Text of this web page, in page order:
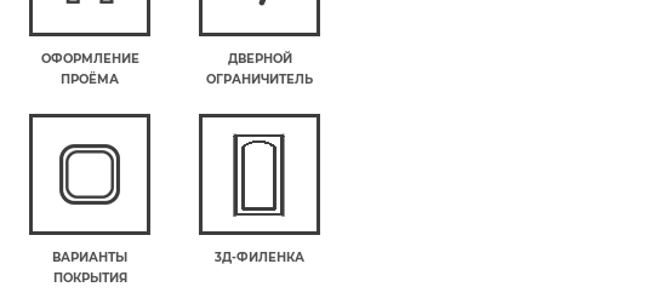
ОФОРМЛЕНИЕ
ПРОЁМА
ДВЕРНОЙ
ОГРАНИЧИТЕЛЬ
ВАРИАНТЫ
ПОКРЫТИЯ
3Д-ФИЛЕНКА